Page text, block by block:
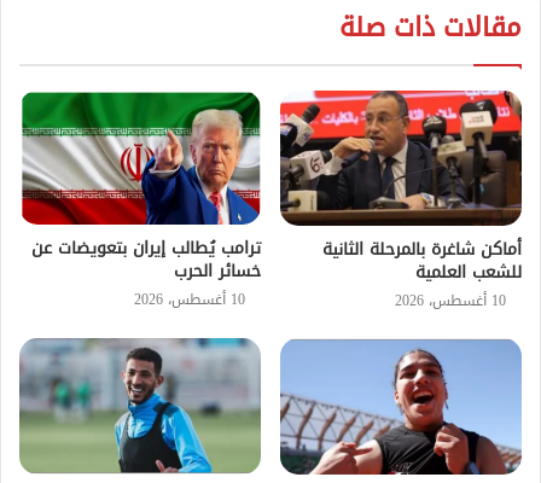
مقالات ذات صلة
أماكن شاغرة بالمرحلة الثانية
للشعب العلمية
10 أغسطس، 2026
ترامب يُطالب إيران بتعويضات عن
خسائر الحرب
10 أغسطس، 2026